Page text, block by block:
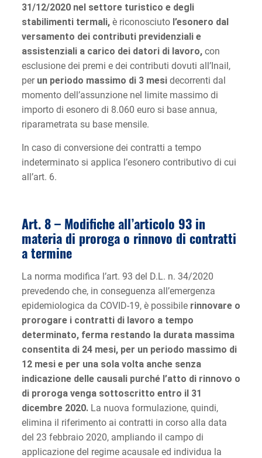
31/12/2020 nel settore turistico e degli
stabilimenti termali,è riconosciuto l’esonero dal
versamento dei contributi previdenziali e
assistenziali a carico dei datori di lavoro,con
esclusione dei premi e dei contributi dovuti all’Inail,
per un periodo massimo di 3 mesidecorrenti dal
momento dell’assunzione nel limite massimo di
importo di esonero di 8.060 euro si base annua,
riparametrata su base mensile.
In caso di conversione dei contratti a tempo
indeterminato si applica l’esonero contributivo di cui
all’art. 6.
Art. 8 – Modifiche all’articolo 93 in
materia di proroga o rinnovo di contratti
a termine
La norma modifica l’art. 93 del D.L. n. 34/2020
prevedendo che, in conseguenza all’emergenza
epidemiologica da COVID-19, è possibile rinnovare o
prorogare i contratti di lavoro a tempo
determinato, ferma restando la durata massima
consentita di 24 mesi, per un periodo massimo di
12 mesi e per una sola volta anche senza
indicazione delle causali purché l’atto di rinnovo o
di proroga venga sottoscritto entro il 31
dicembre 2020.La nuova formulazione, quindi,
elimina il riferimento ai contratti in corso alla data
del 23 febbraio 2020, ampliando il campo di
applicazione del regime acausale ed individua la